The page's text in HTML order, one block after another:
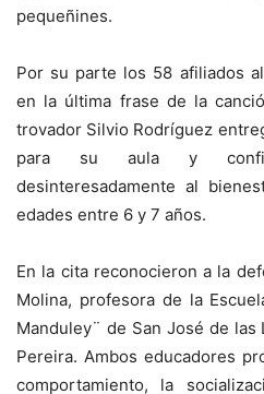
pequeñines.
Por su parte los 58 afiliados
en la última frase de la
trovador Silvio Rodríguez
para su aula y
desinteresadamente al
edades entre 6 y 7 años.
En la cita reconocieron a la
Molina, profesora de la
Manduley¨ de San José de las
Pereira. Ambos educadores
comportamiento, la